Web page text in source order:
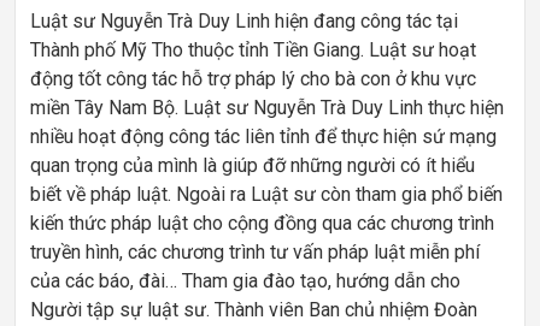
Luật sư Nguyễn Trà Duy Linh hiện đang công tác tại
Thành phố Mỹ Tho thuộc tỉnh Tiền Giang. Luật sư hoạt
động tốt công tác hỗ trợ pháp lý cho bà con ở khu vực
miền Tây Nam Bộ. Luật sư Nguyễn Trà Duy Linh thực hiện
nhiều hoạt động công tác liên tỉnh để thực hiện sứ mạng
quan trọng của mình là giúp đỡ những người có ít hiểu
biết về pháp luật. Ngoài ra Luật sư còn tham gia phổ biến
kiến thức pháp luật cho cộng đồng qua các chương trình
truyền hình, các chương trình tư vấn pháp luật miễn phí
của các báo, đài… Tham gia đào tạo, hướng dẫn cho
Người tập sự luật sư. Thành viên Ban chủ nhiệm Đoàn